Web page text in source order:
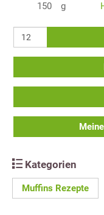
150
g
Kategorien
Muffins Rezepte